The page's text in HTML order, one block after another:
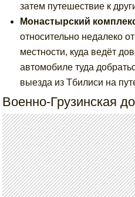
затем путешествие к
Монастырский
относительно недалеко
местности, куда ведёт
автомобиле туда
выезда из Тбилиси на
Военно-Грузинская